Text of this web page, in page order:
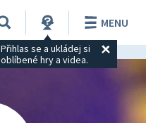
Přihlas se a ukládej si
oblíbené hry a videa.
MENU